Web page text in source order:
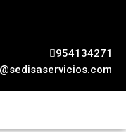
954134271